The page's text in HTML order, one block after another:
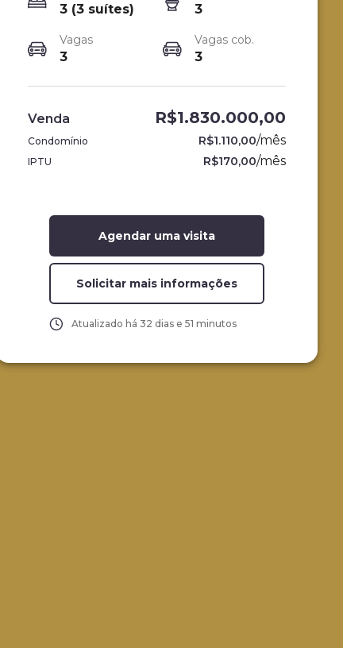
3 (3 suítes) 3
Vagas
3
Vagas cob.
3
Venda R$1.830.000,00
Condomínio R$1.110,00/mês
IPTU R$170,00/mês
Agendar uma visita
Solicitar mais informações
Atualizado há 32 dias e 51 minutos